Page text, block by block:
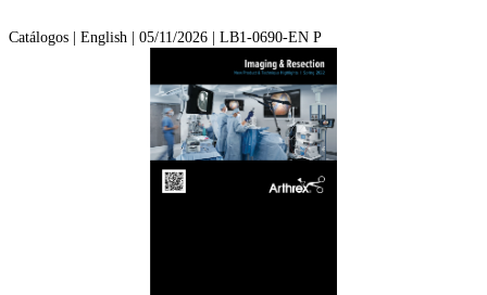
Catálogos | English | 05/11/2026 | LB1-0690-EN P